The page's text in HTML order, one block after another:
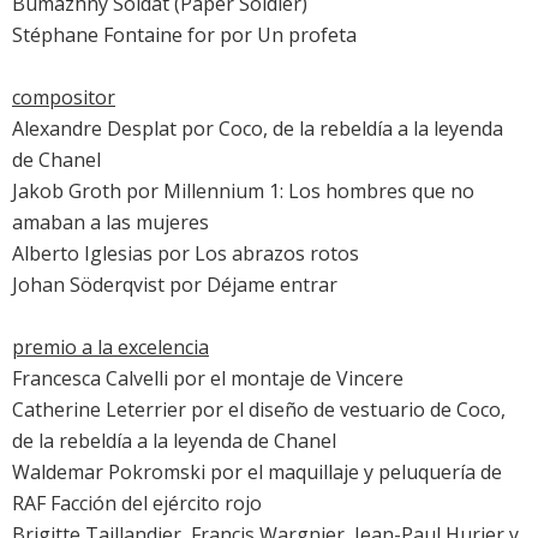
Stéphane Fontaine for por Un profeta
compositor
Alexandre Desplat porCoco, de la rebeldía a la leyenda
de Chanel
Jakob Groth por Millennium 1: Los hombres que no
amaban a las mujeres
Alberto Iglesias por Los abrazos rotos
Johan Söderqvist por Déjame entrar
premio a la excelencia
Francesca Calvelli por el montaje de Vincere
Catherine Leterrier por el diseño de vestuario de Coco,
de la rebeldía a la leyenda de Chanel
Waldemar Pokromski por el maquillaje y peluquería de
RAF Facción del ejército rojo